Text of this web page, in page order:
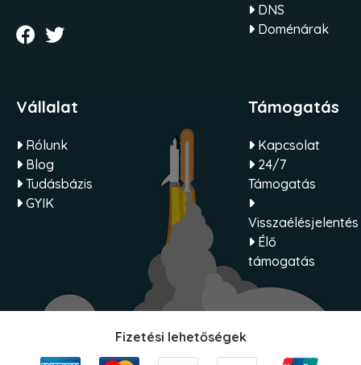
DNS
Doménárak
Vállalat
Rólunk
Blog
Tudásbázis
GYIK
Támogatás
Kapcsolat
24/7
Támogatás
Visszaélésjelentés
Élő
támogatás
Fizetési lehetőségek